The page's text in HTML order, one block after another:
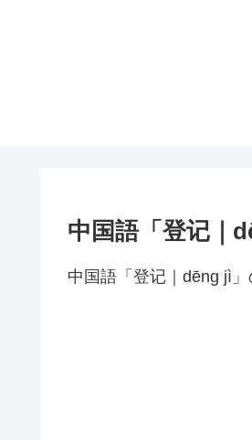
中国語「登记｜
中国語「登记｜dēng jì